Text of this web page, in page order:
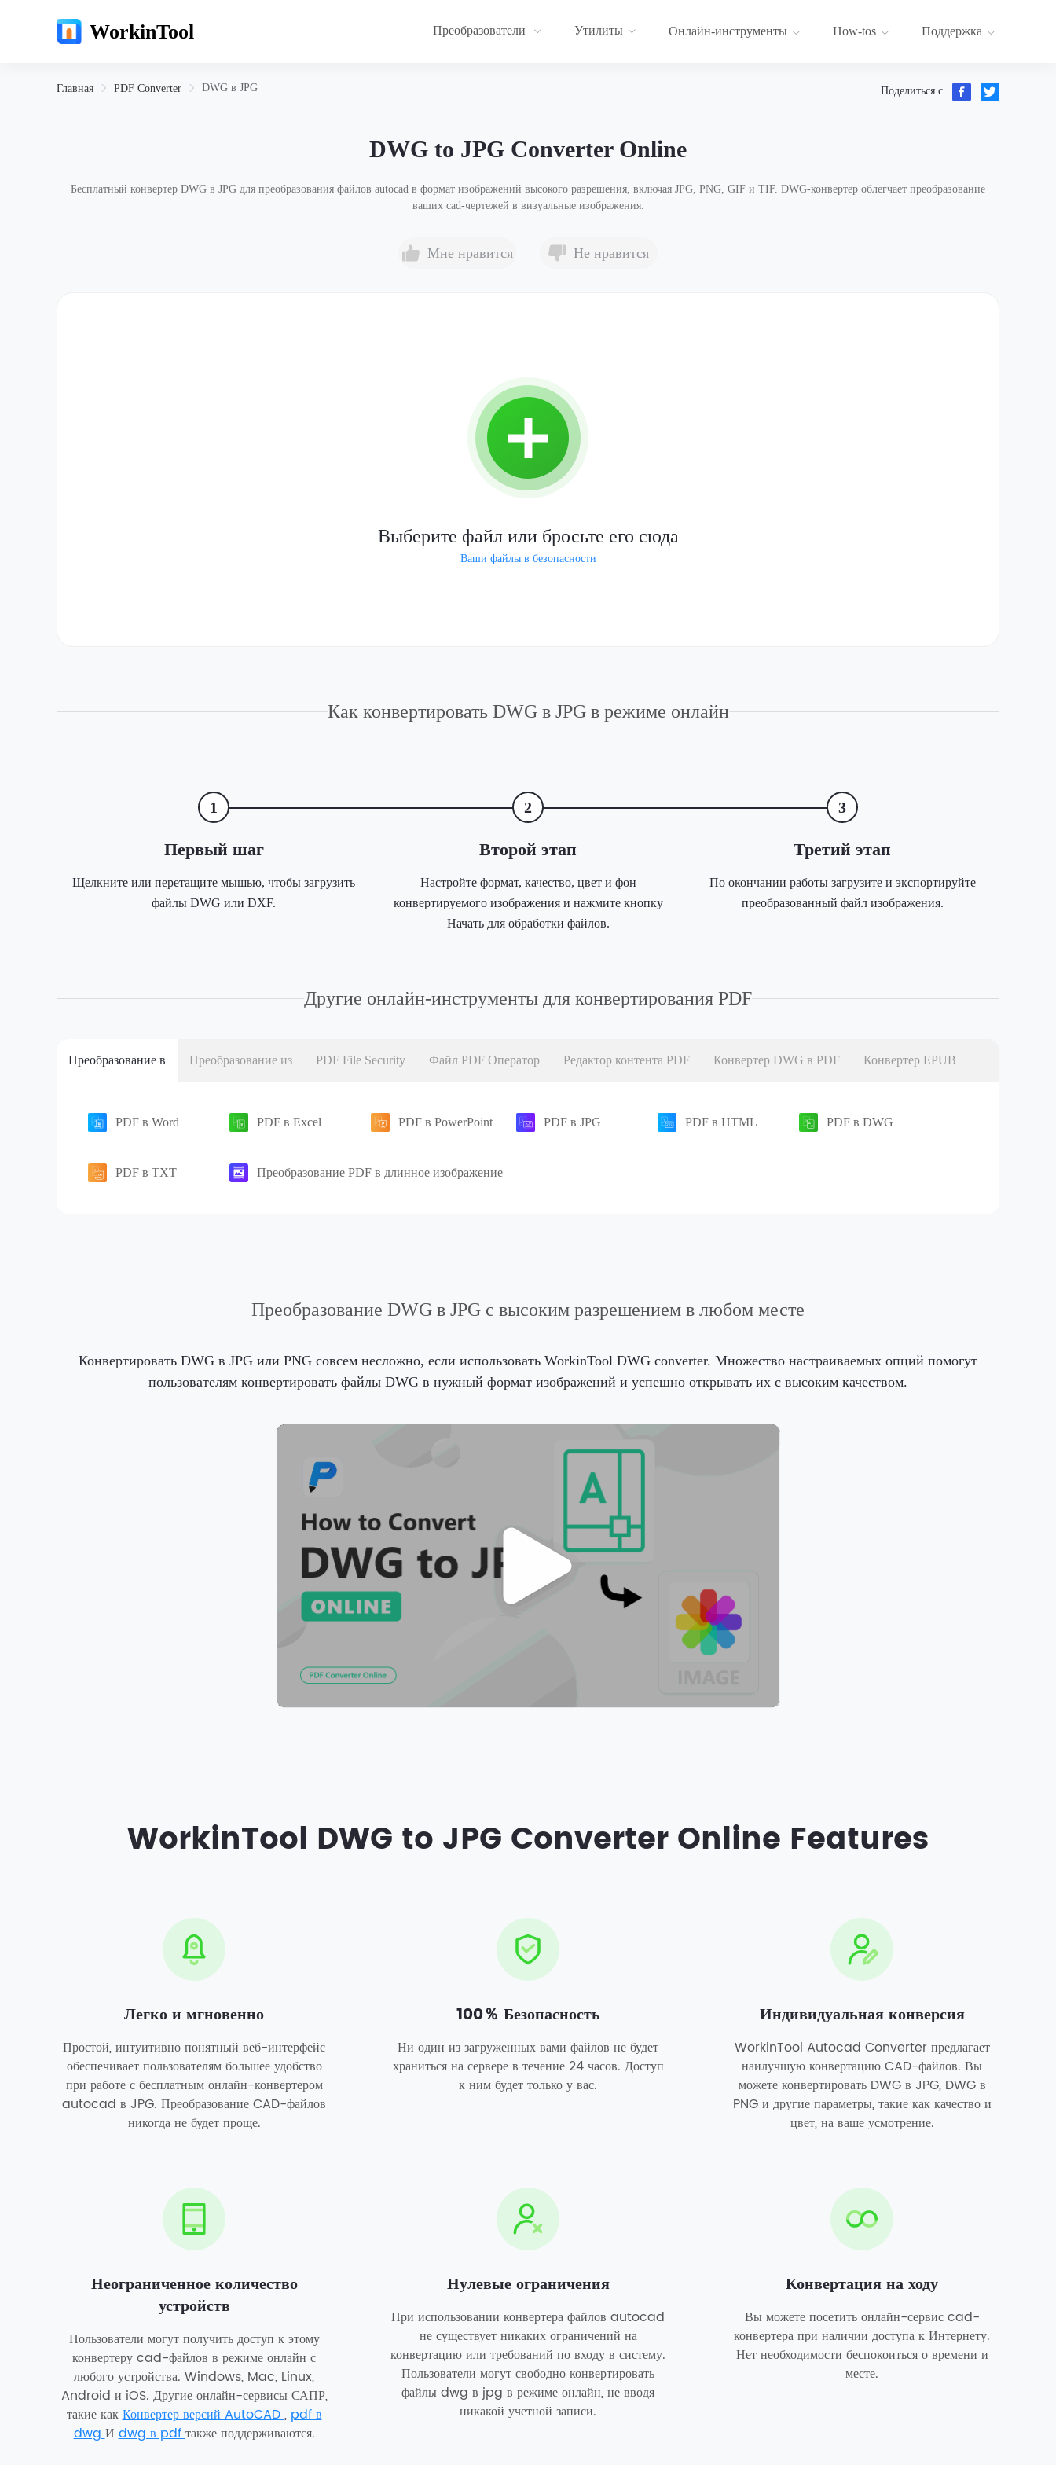
WorkinTool Преобразователи Утилиты Онлайн-инструменты How-tos Поддержка
Главная PDF Converter DWG в JPG Поделиться с
DWG to JPG Converter Online
Бесплатный конвертер DWG в JPG для преобразования файлов autocad в формат изображений высокого разрешения, включая JPG, PNG, GIF и TIF. DWG-конвертер облегчает преобразование
ваших cad-чертежей в визуальные изображения.
Мне нравится Не нравится
Выберите файл или бросьте его сюда
Ваши файлы в безопасности
Как конвертировать DWG в JPG в режиме онлайн
1
Первый шаг
Щелкните или перетащите мышью, чтобы загрузить
файлы DWG или DXF.
2
Второй этап
Настройте формат, качество, цвет и фон
конвертируемого изображения и нажмите кнопку
Начать для обработки файлов.
3
Третий этап
По окончании работы загрузите и экспортируйте
преобразованный файл изображения.
Другие онлайн-инструменты для конвертирования PDF
Преобразование в Преобразование из PDF File Security Файл PDF Оператор Редактор контента PDF Конвертер DWG в PDF Конвертер EPUB
PDF в Word PDF в Excel PDF в PowerPoint PDF в JPG PDF в HTML PDF в DWG
PDF в TXT Преобразование PDF в длинное изображение
Преобразование DWG в JPG с высоким разрешением в любом месте
Конвертировать DWG в JPG или PNG совсем несложно, если использовать WorkinTool DWG converter. Множество настраиваемых опций помогут
пользователям конвертировать файлы DWG в нужный формат изображений и успешно открывать их с высоким качеством.
WorkinTool DWG to JPG Converter Online Features
Легко и мгновенно
Простой, интуитивно понятный веб-интерфейс
обеспечивает пользователям большее удобство
при работе с бесплатным онлайн-конвертером
autocad в JPG. Преобразование CAD-файлов
никогда не будет проще.
100％ Безопасность
Ни один из загруженных вами файлов не будет
храниться на сервере в течение 24 часов. Доступ
к ним будет только у вас.
Индивидуальная конверсия
WorkinTool Autocad Converter предлагает
наилучшую конвертацию CAD-файлов. Вы
можете конвертировать DWG в JPG, DWG в
PNG и другие параметры, такие как качество и
цвет, на ваше усмотрение.
Неограниченное количество
устройств
Пользователи могут получить доступ к этому
конвертеру cad-файлов в режиме онлайн с
любого устройства. Windows, Mac, Linux,
Android и iOS. Другие онлайн-сервисы САПР,
такие какКонвертер версий AutoCAD, pdf в
dwgИdwg в pdfтакже поддерживаются.
Нулевые ограничения
При использовании конвертера файлов autocad
не существует никаких ограничений на
конвертацию или требований по входу в систему.
Пользователи могут свободно конвертировать
файлы dwg в jpg в режиме онлайн, не вводя
никакой учетной записи.
Конвертация на ходу
Вы можете посетить онлайн-сервис cad-
конвертера при наличии доступа к Интернету.
Нет необходимости беспокоиться о времени и
месте.